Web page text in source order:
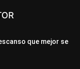
que mejor se